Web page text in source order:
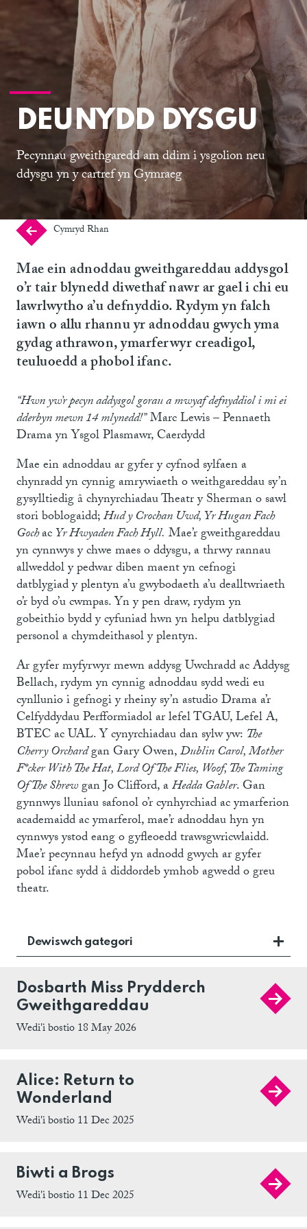
DEUNYDD DYSGU
Pecynnau gweithgaredd am ddim i ysgolion neu
ddysgu yn y cartref yn Gymraeg
Cymryd Rhan
Mae ein adnoddau gweithgareddau addysgol
o’r tair blynedd diwethaf nawr ar gael i chi eu
lawrlwytho a’u defnyddio. Rydym yn falch
iawn o allu rhannu yr adnoddau gwych yma
gydag athrawon, ymarferwyr creadigol,
teuluoedd a phobol ifanc.
“Hwn yw’r pecyn addysgol gorau a mwyaf defnyddiol i mi ei
dderbyn mewn 14 mlynedd!”Marc Lewis – Pennaeth
Drama yn Ysgol Plasmawr, Caerdydd
Mae ein adnoddau ar gyfer y cyfnod sylfaen a
chynradd yn cynnig amrywiaeth o weithgareddau sy’n
gysylltiedig â chynyrchiadau Theatr y Sherman o sawl
stori boblogaidd;Hud y Crochan Uwd, Yr Hugan Fach
GochacYr Hwyaden Fach Hyll. Mae’r gweithgareddau
yn cynnwys y chwe maes o ddysgu, a thrwy rannau
allweddol y pedwar diben maent yn cefnogi
datblygiad y plentyn a’u gwybodaeth a’u dealltwriaeth
o’r byd o’u cwmpas. Yn y pen draw, rydym yn
gobeithio bydd y cyfuniad hwn yn helpu datblygiad
personol a chymdeithasol y plentyn.
Ar gyfer myfyrwyr mewn addysg Uwchradd ac Addysg
Bellach, rydym yn cynnig adnoddau sydd wedi eu
cynllunio i gefnogi y rheiny sy’n astudio Drama a’r
Celfyddydau Perfformiadol ar lefel TGAU, Lefel A,
BTEC ac UAL. Y cynyrchiadau dan sylw yw: The
Cherry Orchardgan Gary Owen,Dublin Carol, Mother
F*cker With The Hat, Lord Of The Flies, Woof, The Taming
Of The Shrewgan Jo Clifford, aHedda Gabler. Gan
gynnwys lluniau safonol o’r cynhyrchiad ac ymarferion
academaidd ac ymarferol, mae’r adnoddau hyn yn
cynnwys ystod eang o gyfleoedd trawsgwricwlaidd.
Mae’r pecynnau hefyd yn adnodd gwych ar gyfer
pobol ifanc sydd â diddordeb ymhob agwedd o greu
theatr.
Dewiswch gategori
Dosbarth Miss Prydderch
Gweithgareddau
Wedi'i bostio 18 May 2026
Alice: Return to
Wonderland
Wedi'i bostio 11 Dec 2025
Biwti a Brogs
Wedi'i bostio 11 Dec 2025